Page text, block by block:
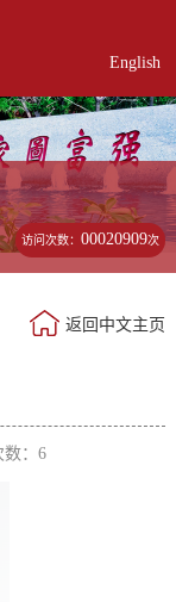
English
访问次数：00020909次
返回中文主页
： 6